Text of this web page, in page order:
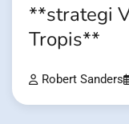
**strategi
Tropis**
Robert Sanders